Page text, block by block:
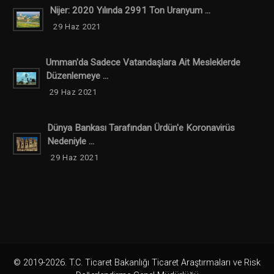
Nijer: 2020 Yılında 2991 Ton Uranyum ...
29 Haz 2021
Umman'da Sadece Vatandaşlara Ait Mesleklerde
Düzenlemeye ...
29 Haz 2021
Dünya Bankası Tarafından Ürdün'e Koronavirüs
Nedeniyle ...
29 Haz 2021
© 2019-2026. T.C. Ticaret Bakanlığı Ticaret Araştırmaları ve Risk